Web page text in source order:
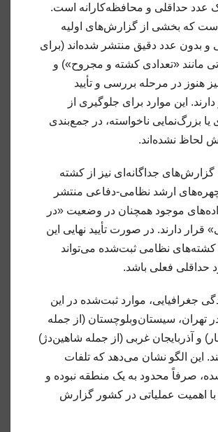
یک عدد حداقلی و محافظه‌کارانه است.
است که بخشی از گزارش‌های اولیه
بدون عدد دقیق منتشر شده‌اند (برای
مانند «تعدادی کشته و مجروح») و
هنوز در مرحله بررسی و تأیید
این موارد برای جلوگیری از
یا بزرگ‌نمایی ناخواسته، در جمع‌بندی
لحاظ نشده‌اند.
جداگانه‌ای نیز از کشته
ارشد نظامی-دفاعی منتشر
موجود همچنان در وضعیت «در
دارند. در صورت تأیید نهایی این
کشته‌های نظامی ثبت‌شده می‌تواند
حداقلی فعلی باشد.
جغرافیایی، موارد ثبت‌شده در این
تهران، سیستان‌و‌بلوچستان (از جمله
و آذربایجان غربی (از جمله شاهین‌دژ)
این الگو نشان می‌دهد که تلفات
صرفاً محدود به یک منطقه نبوده و
اهمیت عملیاتی در کشور گزارش